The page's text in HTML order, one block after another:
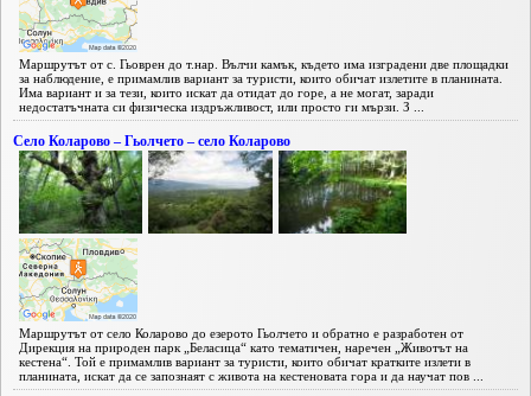
Маршрутът от с. Гьоврен до т.нар. Вълчи камък, където има изградени две площадки
за наблюдение, е примамлив вариант за туристи, които обичат излетите в планината.
Има вариант и за тези, които искат да отидат до горе, а не могат, заради
недостатъчната си физическа издръжливост, или просто ги мързи. З ...
Село Коларово – Гьолчето – село Коларово
Маршрутът от село Коларово до езерото Гьолчето и обратно е разработен от
Дирекция на природен парк „Беласица“ като тематичен, наречен „Животът на
кестена“. Той е примамлив вариант за туристи, които обичат кратките излети в
планината, искат да се запознаят с живота на кестеновата гора и да научат пов ...